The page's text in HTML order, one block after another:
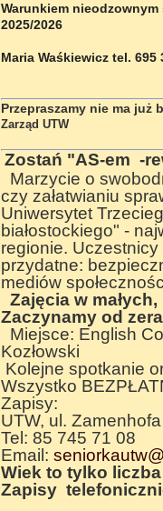
Warunkiem nieodzownym
2025/2026
Maria Waśkiewicz tel. 695
Przepraszamy nie ma już
Zarząd UTW
Zostań "AS-em -
Marzycie o
czy załatwianiu
Uniwersytet
białostockiego" -
regionie.
przydatne:
mediów
Zajęcia w
Zaczynamy od
Miejsce: English
Kozłowski
Kolejne spotkanie
Wszystko
Zapisy:
UTW, ul.
Tel: 85 745 71 08
Email:
Wiek to tylko
Zapisy